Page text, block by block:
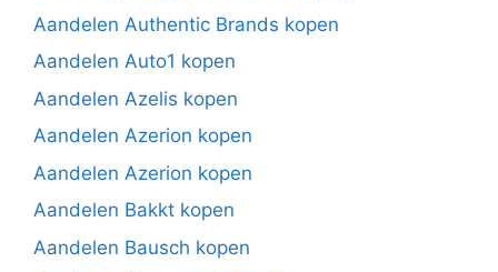
Aandelen Authentic Brands kopen
Aandelen Auto1 kopen
Aandelen Azelis kopen
Aandelen Azerion kopen
Aandelen Azerion kopen
Aandelen Bakkt kopen
Aandelen Bausch kopen